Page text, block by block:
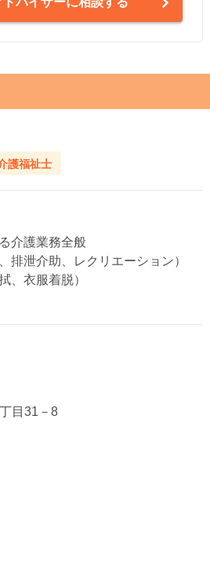
護福祉士
介護業務全般
排泄介助、レクリエーション）
、衣服着脱）
目31－8